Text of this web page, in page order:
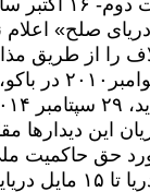
دریای صلح» اعلام
را از طریق
جلسه سوم- ١۸
این دیدارها
حق حاکمیت
بر حریم ساحلی